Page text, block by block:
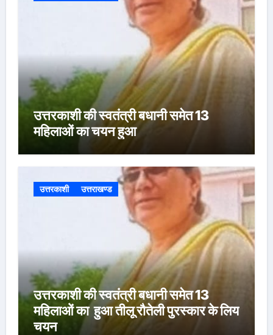
उत्तरकाशी की स्वतंत्री बधानी समेत 13
महिलाओं का चयन हुआ
उत्तरकाशी उत्तराखण्ड
उत्तरकाशी की स्वतंत्री बधानी समेत 13
महिलाओं का हुआ तीलू रौतेली पुरस्कार के लिय
चयन